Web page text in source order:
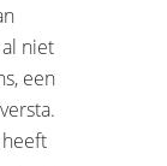
niet
een